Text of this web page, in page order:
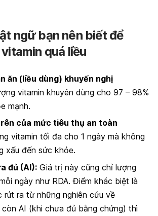
ngữ bạn nên biết để
quá liều
ăn (liều dùng) khuyến nghị
vitamin khuyên dùng cho 97 – 98%
mạnh.
của mức tiêu thụ an toàn
vitamin tối đa cho 1 ngày mà không
xấu đến sức khỏe.
đủ (AI): Giá trị này cũng chỉ lượng
ngày như RDA. Điểm khác biệt là
rút ra từ những nghiên cứu về
AI (khi chưa đủ bằng chứng) thì